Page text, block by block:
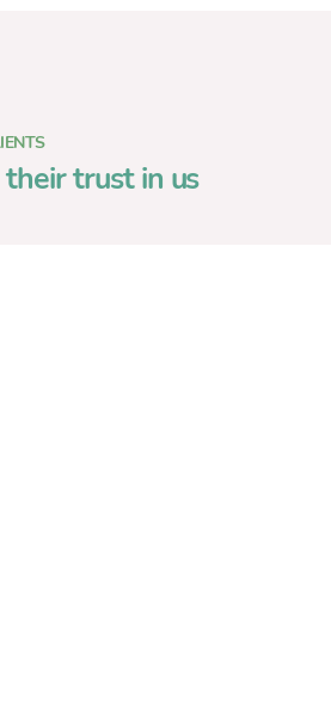
trust in us